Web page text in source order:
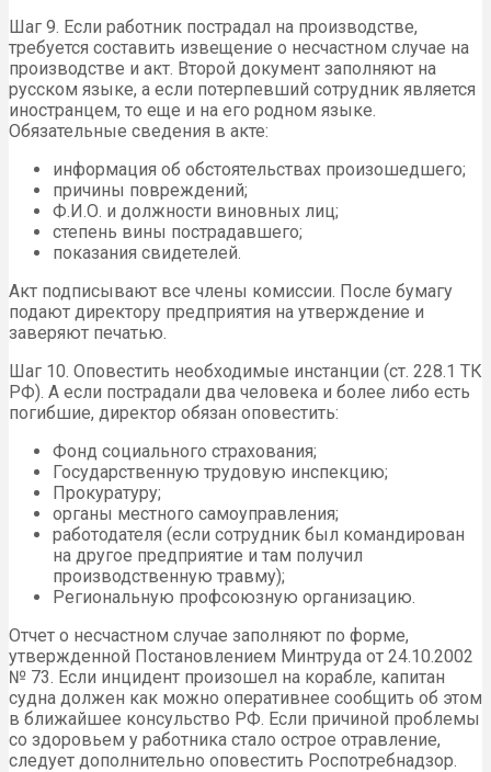
Шаг 9. Если работник пострадал на производстве,
требуется составить извещение о несчастном случае на
производстве и акт. Второй документ заполняют на
русском языке, а если потерпевший сотрудник является
иностранцем, то еще и на его родном языке.
Обязательные сведения в акте:
информация об обстоятельствах произошедшего;
причины повреждений;
Ф.И.О. и должности виновных лиц;
степень вины пострадавшего;
показания свидетелей.
Акт подписывают все члены комиссии. После бумагу
подают директору предприятия на утверждение и
заверяют печатью.
Шаг 10. Оповестить необходимые инстанции (ст. 228.1 ТК
РФ). А если пострадали два человека и более либо есть
погибшие, директор обязан оповестить:
Фонд социального страхования;
Государственную трудовую инспекцию;
Прокуратуру;
органы местного самоуправления;
работодателя (если сотрудник был командирован
на другое предприятие и там получил
производственную травму);
Региональную профсоюзную организацию.
Отчет о несчастном случае заполняют по форме,
утвержденной Постановлением Минтруда от 24.10.2002
№ 73. Если инцидент произошел на корабле, капитан
судна должен как можно оперативнее сообщить об этом
в ближайшее консульство РФ. Если причиной проблемы
со здоровьем у работника стало острое отравление,
следует дополнительно оповестить Роспотребнадзор.